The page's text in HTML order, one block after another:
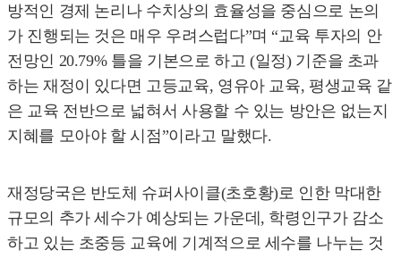
방적인 경제 논리나 수치상의 효율성을 중심으로 논의
가 진행되는 것은 매우 우려스럽다”며 “교육 투자의 안
전망인 20.79% 틀을 기본으로 하고 (일정) 기준을 초과
하는 재정이 있다면 고등교육, 영유아 교육, 평생교육 같
은 교육 전반으로 넓혀서 사용할 수 있는 방안은 없는지
지혜를 모아야 할 시점”이라고 말했다.
재정당국은 반도체 슈퍼사이클(초호황)로 인한 막대한
규모의 추가 세수가 예상되는 가운데, 학령인구가 감소
하고 있는 초중등 교육에 기계적으로 세수를 나누는 것